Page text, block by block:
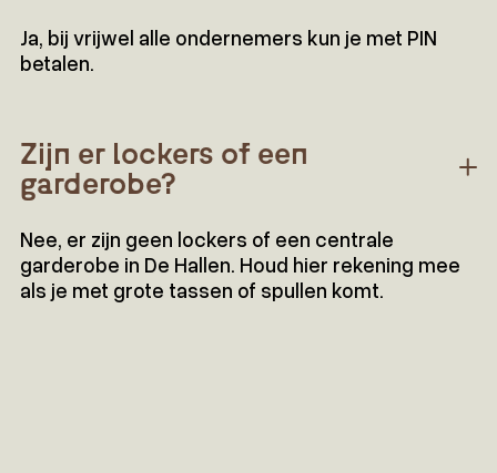
Ja, bij vrijwel alle ondernemers kun je met PIN
betalen.
Zijn er lockers of een
garderobe?
Nee, er zijn geen lockers of een centrale
garderobe in De Hallen. Houd hier rekening mee
als je met grote tassen of spullen komt.